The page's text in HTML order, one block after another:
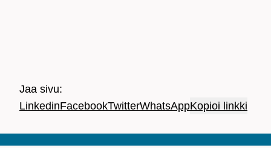
Jaa sivu:
LinkedinFacebookTwitterWhatsAppKopioi linkki